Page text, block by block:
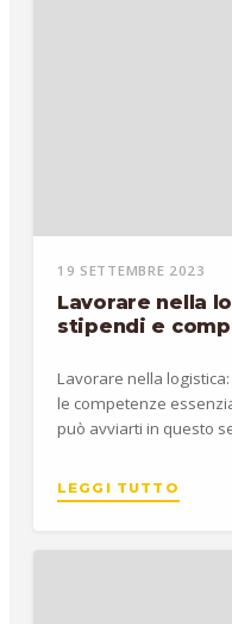
19 SETTEMBRE 2023
Lavorare nella
stipendi e
Lavorare nella
le competenze
può avviarti in questo
LEGGI TUTTO